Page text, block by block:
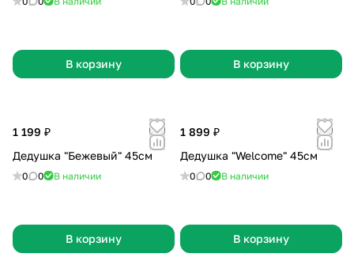
В корзину В корзину
1 199 ₽
Дедушка "Бежевый" 45см
0 0 В наличии
В корзину
1 899 ₽
Дедушка "Welcome" 45см
0 0 В наличии
В корзину